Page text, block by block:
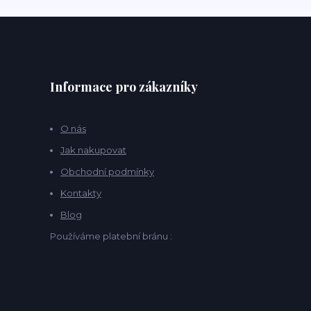
Informace pro zákazníky
O nás
Jak nakupovat
Obchodní podmínky
Kontakty
Blog
Používáme platební bránu :